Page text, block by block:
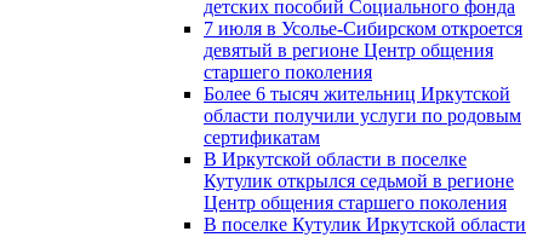
детских пособий Социального фонда
7 июля в Усолье-Сибирском откроется
девятый в регионе Центр общения
старшего поколения
Более 6 тысяч жительниц Иркутской
области получили услуги по родовым
сертификатам
В Иркутской области в поселке
Кутулик открылся седьмой в регионе
Центр общения старшего поколения
В поселке Кутулик Иркутской области